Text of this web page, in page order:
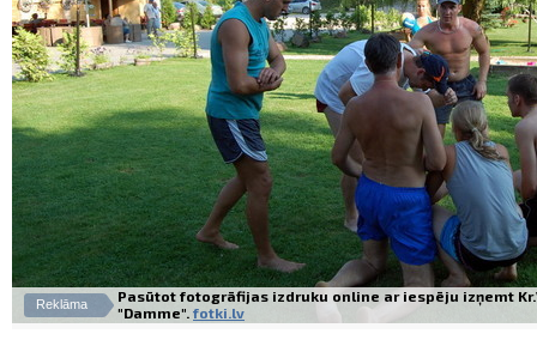
Reklāma
Pasūtot fotogrāfijas izdruku online ar iespēju izņemt
"Damme". fotki.lv